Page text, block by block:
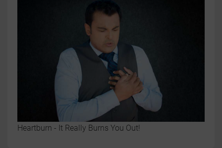
Heartburn - It Really Burns You Out!